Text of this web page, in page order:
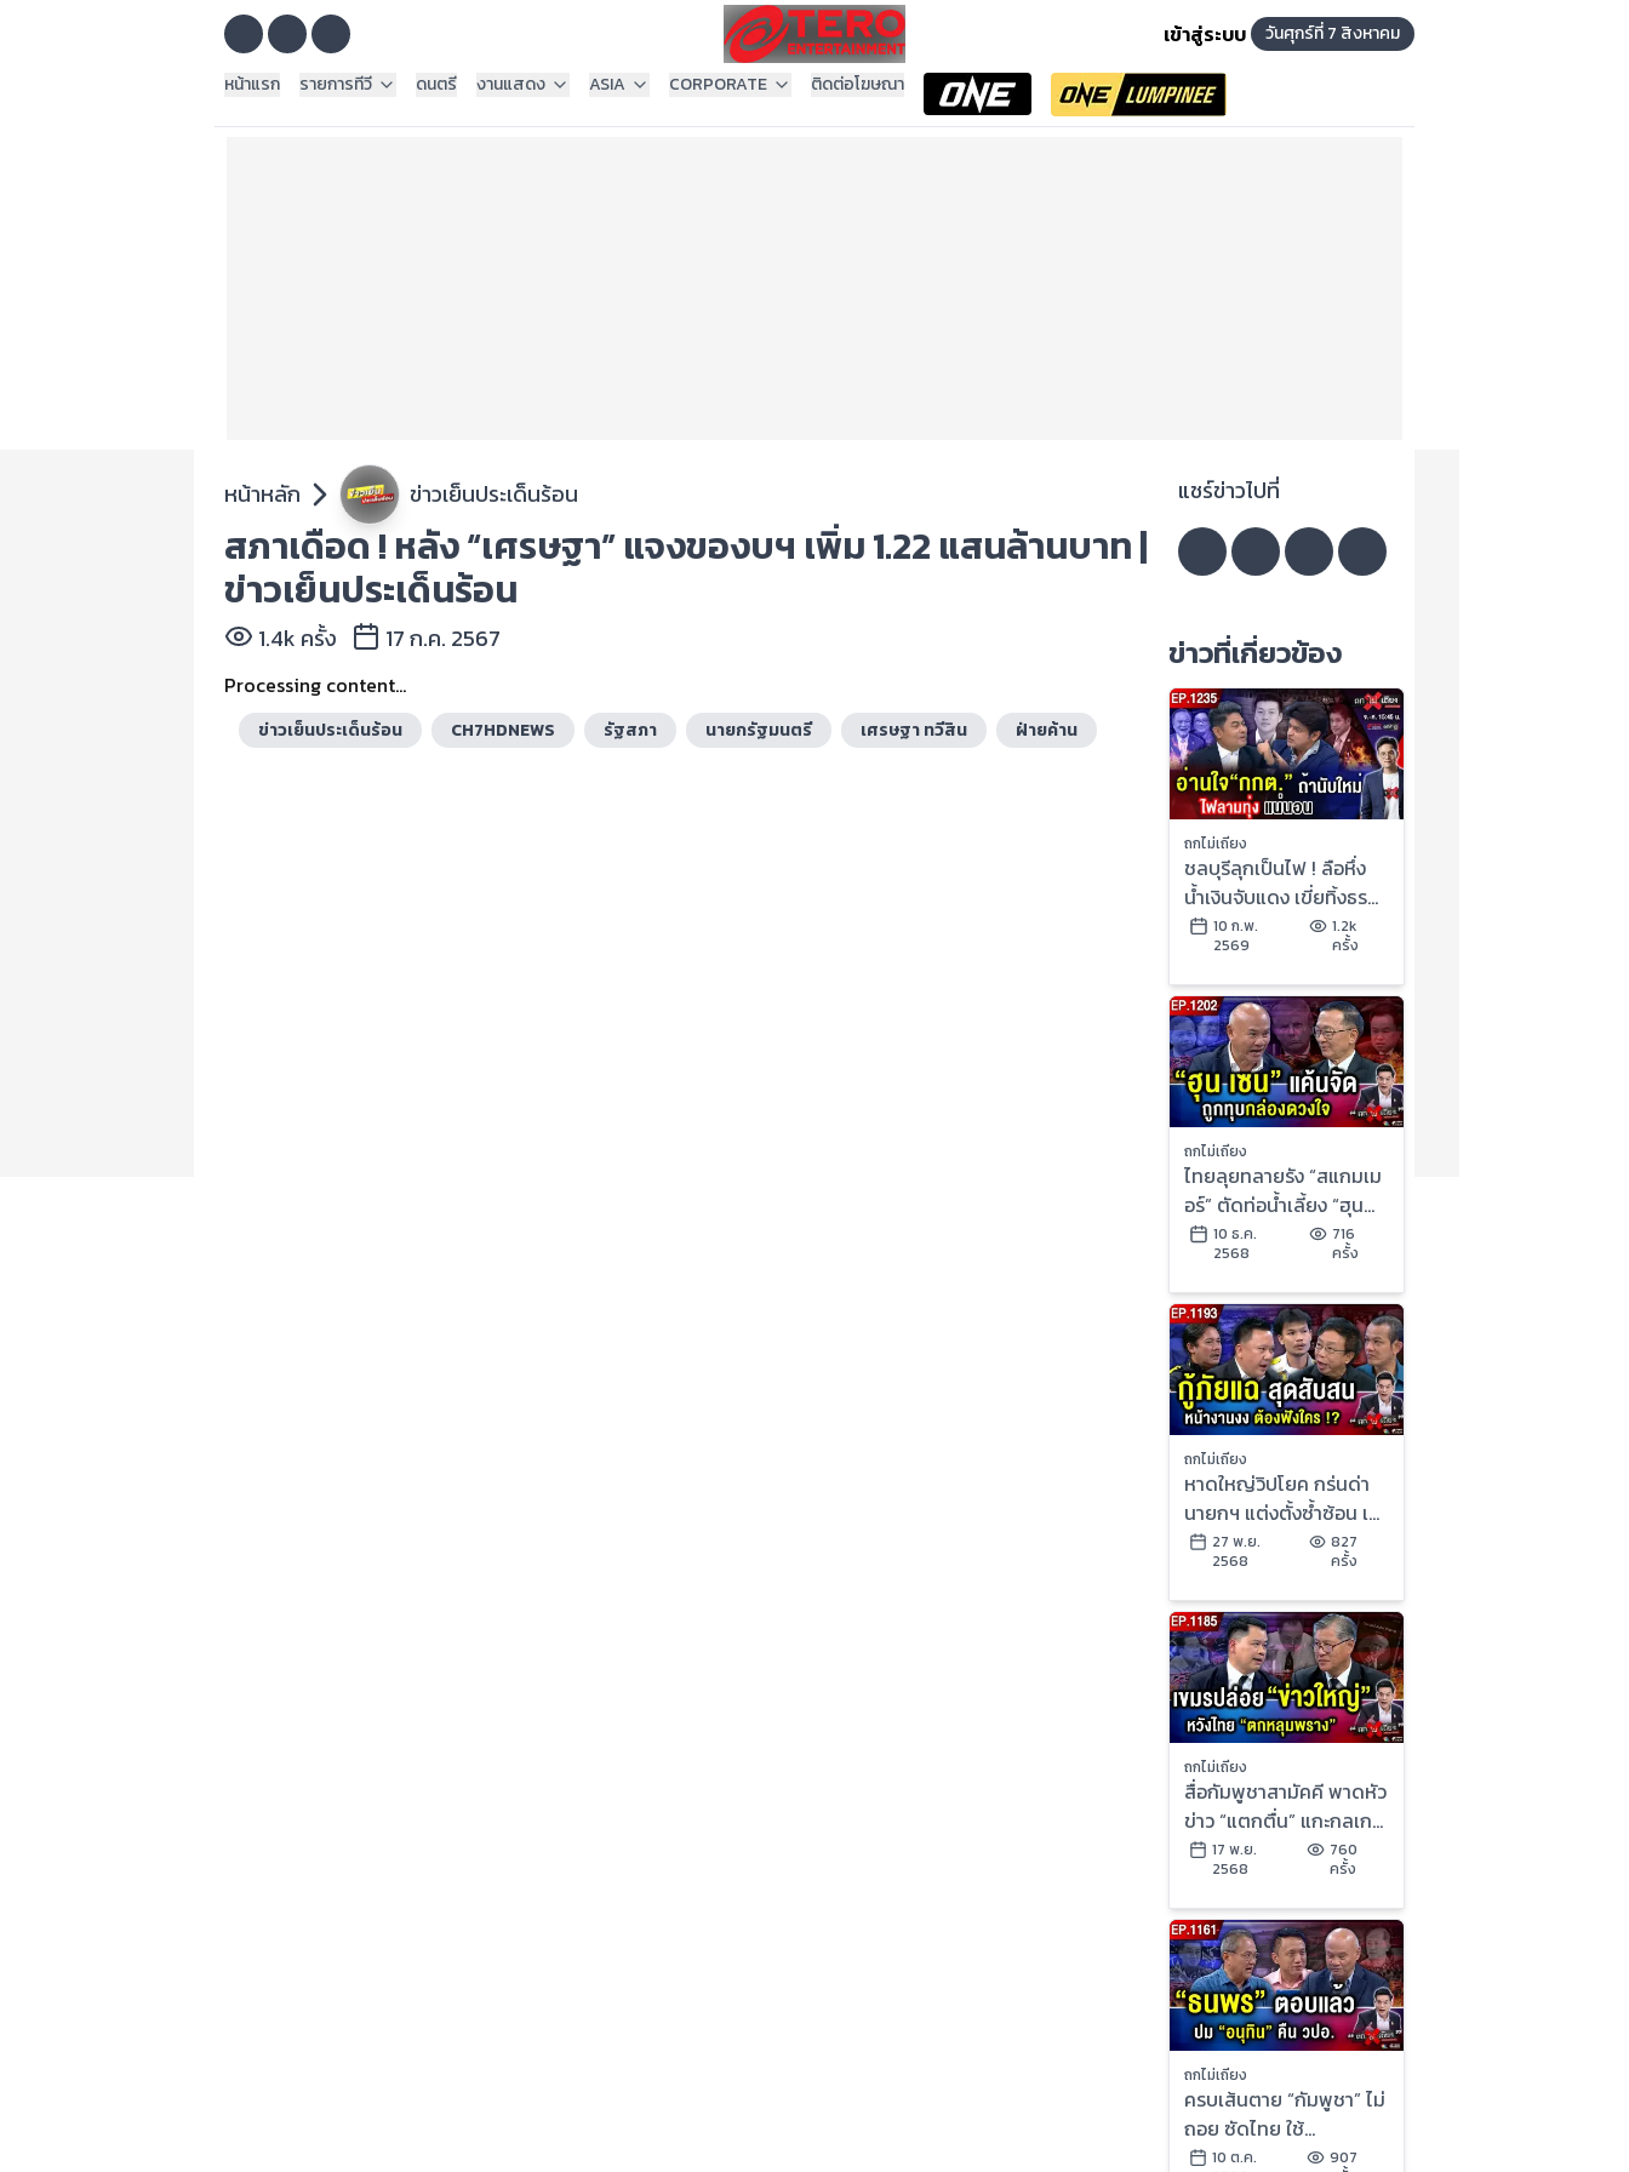
เข้าสู่ระบบ
วันศุกร์ที่ 7 สิงหาคม
หน้าแรก
รายการทีวี ดนตรี งานแสดง ASIA CORPORATE ติดต่อโฆษณา
หน้าหลัก ข่าวเย็นประเด็นร้อน
สภาเดือด ! หลัง “เศรษฐา” แจงของบฯ เพิ่ม 1.22 แสนล้านบาท |
ข่าวเย็นประเด็นร้อน
1.4k ครั้ง 17 ก.ค. 2567
Processing content...
ข่าวเย็นประเด็นร้อน CH7HDNEWS รัฐสภา นายกรัฐมนตรี เศรษฐา ทวีสิน ฝ่ายค้าน
แชร์ข่าวไปที่
ข่าวที่เกี่ยวข้อง
ถกไม่เถียง
ชลบุรีลุกเป็นไฟ ! ลือหึ่ง
น้ำเงินจับแดง เขี่ยทิ้งธร
รมนัส รัฐบาลหนู อายุสั้น
? #ถกไม่เถียง
10 ก.พ.
2569
1.2k
ครั้ง
ถกไม่เถียง
ไทยลุยทลายรัง “สแกมเม
อร์” ตัดท่อน้ำเลี้ยง “ฮุน
เซน” จนแต้ม เปิดรับ
บริจาค
10 ธ.ค.
2568
716
ครั้ง
ถกไม่เถียง
หาดใหญ่วิปโยค กร่นด่า
นายกฯ แต่งตั้งซ้ำซ้อน เอา
อยู่กี่โมง “รัฐบาลหนู” สอบ
ตก ?
27 พ.ย.
2568
827
ครั้ง
ถกไม่เถียง
สื่อกัมพูชาสามัคคี พาดหัว
ข่าว “แตกตื่น” แกะกลเกม
“ภาษี” บีบไทยจนมุม !
17 พ.ย.
2568
760
ครั้ง
ถกไม่เถียง
ครบเส้นตาย “กัมพูชา” ไม่
ถอย ซัดไทย ใช้
“เครื่องจักรกลเสียม”
10 ต.ค.
907